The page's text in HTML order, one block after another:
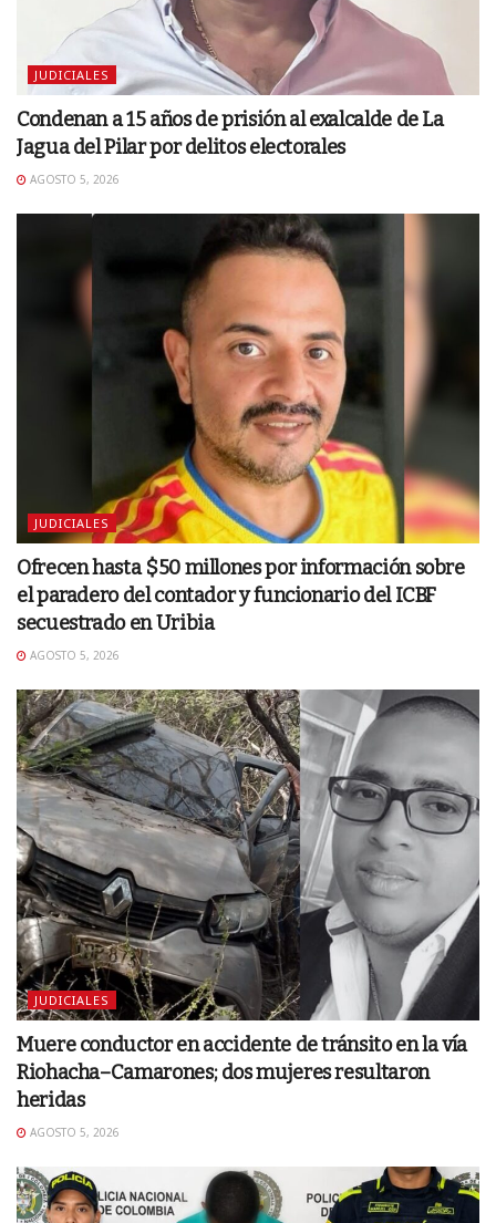
JUDICIALES
Condenan a 15 años de prisión al exalcalde de La
Jagua del Pilar por delitos electorales
AGOSTO 5, 2026
JUDICIALES
Ofrecen hasta $50 millones por información sobre
el paradero del contador y funcionario del ICBF
secuestrado en Uribia
AGOSTO 5, 2026
JUDICIALES
Muere conductor en accidente de tránsito en la vía
Riohacha–Camarones; dos mujeres resultaron
heridas
AGOSTO 5, 2026